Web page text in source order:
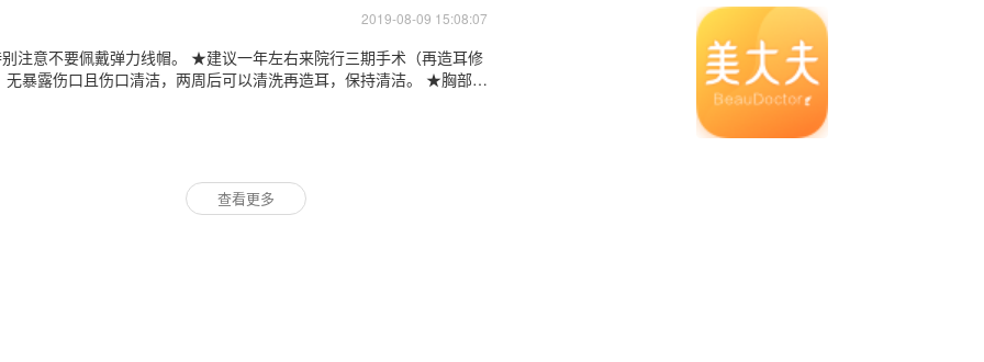
2019-08-09 15:08:07
注意不要佩戴弹力线帽。 ★建议一年左右来院行三期手术（再造耳修
暴露伤口且伤口清洁，两周后可以清洗再造耳，保持清洁。 ★胸部伤
查看更多